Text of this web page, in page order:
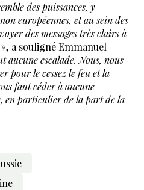
des puissances, y
européennes, et au sein des
des messages très clairs à
a souligné Emmanuel
aucune escalade. Nous, nous
pour le cessez le feu et la
faut céder à aucune
en particulier de la part de la